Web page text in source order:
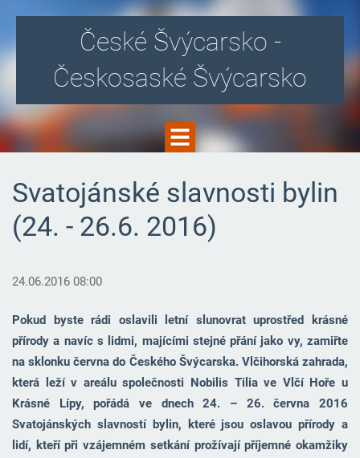
České Švýcarsko -
Českosaské Švýcarsko
Svatojánské slavnosti bylin
(24. - 26.6. 2016)
24.06.2016 08:00
Pokud byste rádi oslavili letní slunovrat uprostřed krásné
přírody a navíc s lidmi, majícími stejné přání jako vy, zamiřte
na sklonku června do Českého Švýcarska. Vlčihorská zahrada,
která leží v areálu společnosti Nobilis Tilia ve Vlčí Hoře u
Krásné Lípy, pořádá ve dnech 24. – 26. června 2016
Svatojánských slavností bylin, které jsou oslavou přírody a
lidí, kteří při vzájemném setkání prožívají příjemné okamžiky